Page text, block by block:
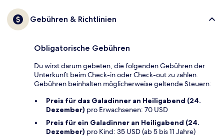
Gebühren & Richtlinien
Obligatorische Gebühren
Du wirst darum gebeten, die folgenden Gebühren der
Unterkunft beim Check-in oder Check-out zu zahlen.
Gebühren beinhalten möglicherweise geltende Steuern:
Preis für das Galadinner an Heiligabend (24.
Dezember) pro Erwachsenen: 70 USD
Preis für ein Galadinner an Heiligabend (24.
Dezember) pro Kind: 35 USD (ab 5 bis 11 Jahre)